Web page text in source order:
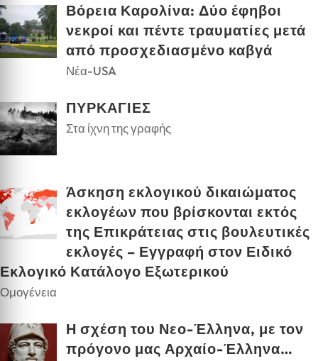
Βόρεια Καρολίνα: Δύο έφηβοι
νεκροί και πέντε τραυματίες μετά
από προσχεδιασμένο καβγά
Νέα-USA
ΠΥΡΚΑΓΙΕΣ
Στα ίχνη της γραφής
Άσκηση εκλογικού δικαιώματος
εκλογέων που βρίσκονται εκτός
της Επικράτειας στις βουλευτικές
εκλογές – Εγγραφή στον Ειδικό
Εκλογικό Κατάλογο Εξωτερικού
Ομογένεια
Η σχέση του Νεο-Έλληνα, με τον
πρόγονο μας Αρχαίο-Έλληνα…